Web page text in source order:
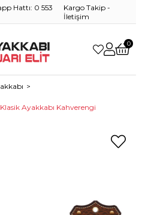
Hattı: 0 553
Kargo Takip -
İletişim
0
Ayakkabı Kahverengi